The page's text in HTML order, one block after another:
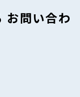
お問い合わ